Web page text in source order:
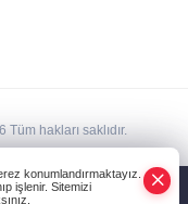
hakları saklıdır.
konumlandırmaktayız.
işlenir. Sitemizi